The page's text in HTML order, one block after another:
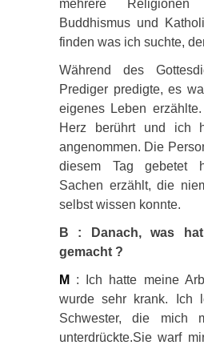
mehrere
Buddhismus und
finden was ich suchte,
Während des
Prediger predigte, es
eigenes Leben
Herz berührt und ich
angenommen. Die
diesem Tag gebetet
Sachen erzählt, die
selbst wissen konnte.
B : Danach, was
gemacht ?
M
: Ich hatte meine
wurde sehr krank. Ich
Schwester, die mich
unterdrückte.Sie warf